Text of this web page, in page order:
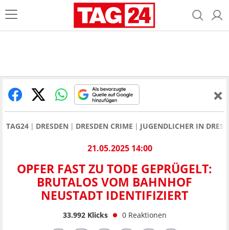
TAG24 DRESDEN DRESDEN CRIME JUGENDLICHER IN
21.05.2025 14:00
OPFER FAST ZU TODE GEPRÜGELT:
BRUTALOS VOM BAHNHOF
NEUSTADT IDENTIFIZIERT
33.992Klicks 0 Reaktionen